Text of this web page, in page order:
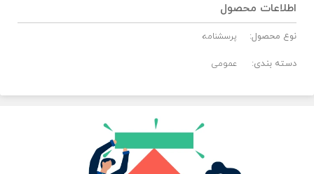
اطلاعات محصول
نوع محصول: پرسشنامه
دسته بندی: عمومی